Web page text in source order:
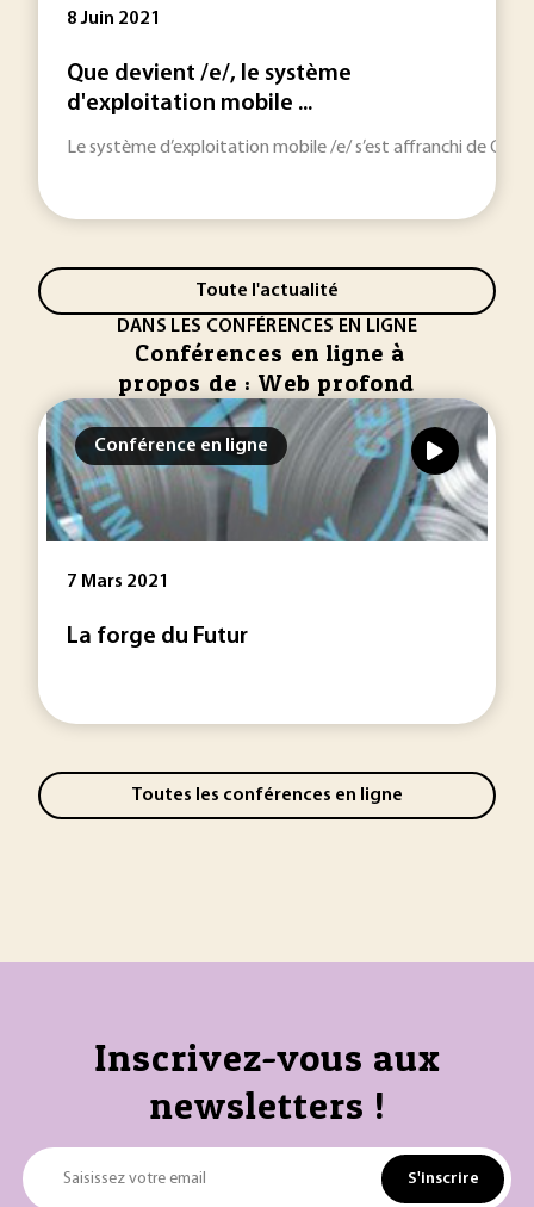
8 Juin 2021
Que devient /e/, le système
d'exploitation mobile ...
Le système d’exploitation mobile /e/ s’est affranchi de
Toute l'actualité
DANS LES CONFÉRENCES EN LIGNE
Conférences en ligne à
propos de : Web profond
Conférence en ligne
7 Mars 2021
La forge du Futur
Toutes les conférences en ligne
Inscrivez-vous aux
newsletters !
Saisissez votre email S'inscrire